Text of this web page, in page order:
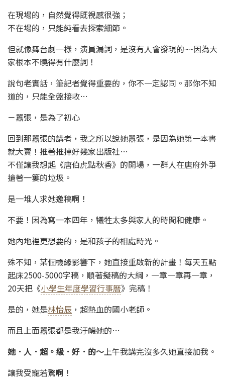
在現場的，自然覺得既視感很強；
不在場的，只能純看去探索細節。
但就像舞台劇一樣，演員漏詞，是沒有人會發現的~~因為大
家根本不曉得有什麼詞！
說句老實話，筆記者覺得重要的，你不一定認同。那你不知
道的，只能全盤接收…
－囂張，是為了初心
回到那囂張的講者，我之所以說她囂張，是因為她第一本書
就大賣！推著推掉好幾家出版社…
不僅讓我想起《唐伯虎點秋香》的開場，一群人在唐府外爭
搶著一簍的垃圾。
是一堆人求她邀稿啊！
不要！因為寫一本四年，犧牲太多與家人的時間和健康。
她內地裡更想要的，是和孩子的相處時光。
殊不知，某個機緣影響下，她直接重啟新的計畫！每天五點
起床2500-5000字稿，順著擬稿的大綱，一章一章再一章，
20天把《小學生年度學習行事曆》完稿！
是的，她是林怡辰 ，超熱血的國小老師。
而且上面囂張都是我汙衊她的…
她．人．超。級．好．的～ 上午我講完沒多久她直接加我。
讓我受寵若驚啊！